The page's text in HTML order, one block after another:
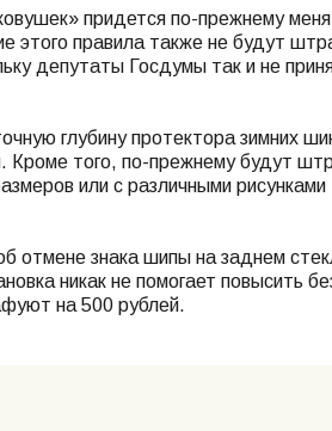
придется по-прежнему
этого правила также не будут
депутаты Госдумы так и не
глубину протектора зимних
Кроме того, по-прежнему будут
или с различными рисунками
отмене знака шипы на заднем
никак не помогает повысить
на 500 рублей.